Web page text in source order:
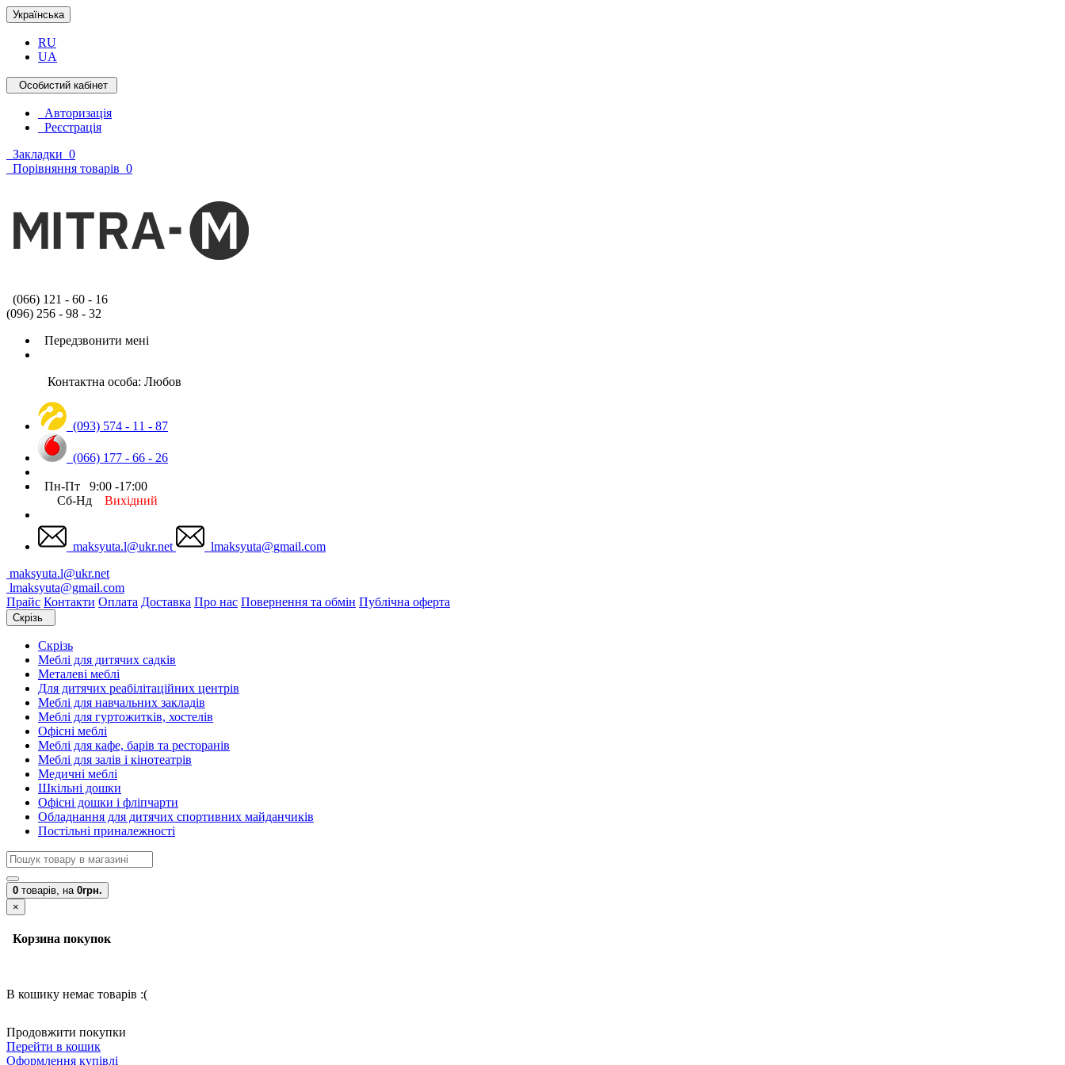
Українська
RU
UA
Особистий кабінет
Авторизація
Реєстрація
Закладки 0
Порівняння товарів 0
(066) 121 - 60 - 16
(096) 256 - 98 - 32
Передзвонити мені
Контактна особа: Любов
(093) 574 - 11 - 87
(066) 177 - 66 - 26
Пн-Пт 9:00 -17:00
Сб-Нд Вихідний
maksyuta.l@ukr.net
lmaksyuta@gmail.com
maksyuta.l@ukr.net
lmaksyuta@gmail.com
Прайс Контакти Оплата Доставка Про нас Повернення та обмін Публічна оферта
Скрізь
Скрізь
Меблі для дитячих садків
Металеві меблі
Для дитячих реабілітаційних центрів
Меблі для навчальних закладів
Меблі для гуртожитків, хостелів
Офісні меблі
Меблі для кафе, барів та ресторанів
Меблі для залів і кінотеатрів
Медичні меблі
Шкільні дошки
Офісні дошки і фліпчарти
Обладнання для дитячих спортивних майданчиків
Постільні приналежності
0 товарів, на 0грн.
×
Корзина покупок
В кошику немає товарів :(
Продовжити покупки
Перейти в кошик
Оформлення купівлі